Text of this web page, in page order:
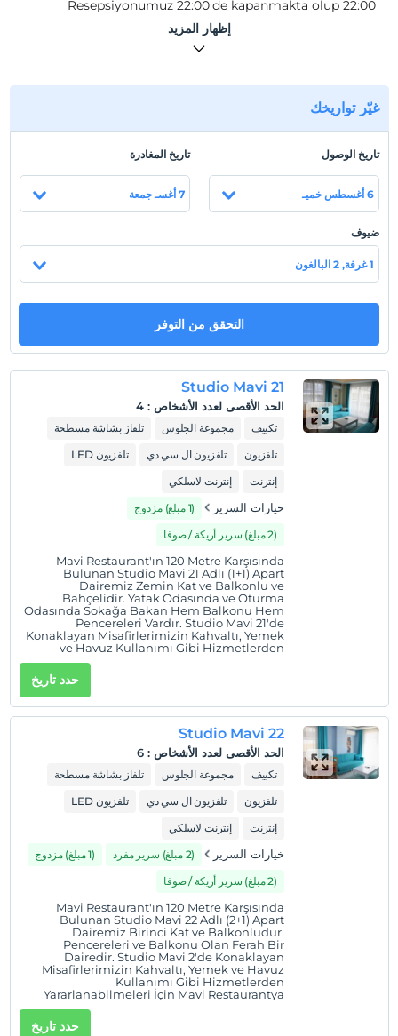
Resepsiyonumuz 22:00'de kapanmakta olup 22:00
sonrası giriş alamamaktayız.
Mavi Restaurant hizmetinin yanında apart daire ve otel
yapılmaktadır. Restoran alanı içerisinde bulunan ofisimiz
resepsiyon olarak kullanılmaktadır.
Apart daire konseptlerimiz restoran ve yüzme alanı
dışarısında olup rezervasyon yaptığınız apart daireye
göre 100 ila 200 metre yürüme mesafesindedir. Apart
dairelerde kalan misafirlerimizin tesis imkanlarından
gelmeleri gerekmektedir. Apart dairelerimizde mutfak
bulaşık makinesi, ütü, ütü masası, saç kurutma makinesi,
havlu ve banyo ürünleri mevcuttur.
موقع
Aydın Didim'de konumlanmaktadır.
عرض على الخريطة
التدخين
ممنوع التدخين في الغرفة
ساعات تسجيل الوصول
يمكن الوصول إلى المنشأة بين 09:00 – 22:00. خارج هذه الساعات،
تكون بوابة الدخول مغلقة.
الأطفال الرضع حتى سن 2 مجانيون.
إظهار المزيد
غيّر تواريخك
تاريخ الوصول
6 أغسطس خميـ
تاريخ المغادرة
7 أغسـ جمعة
ضيوف
1 غرفة, 2 البالغون
التحقق من التوفر
Studio Mavi 21
الحد الأقصى لعدد الأشخاص :
4
تكييف مجموعة الجلوس
تلفاز بشاشة مسطحة
تلفزيون
تلفزيون ال سي دي
تلفزيون LED
إنترنت
إنترنت لاسلكي
خيارات السرير
(1 مبلغ) مزدوج
(2 مبلغ) سرير أريكة / صوفا
Mavi Restaurant'ın 120 Metre Karşısında
Bulunan Studio Mavi 21 Adlı (1+1) Apart
Dairemiz Zemin Kat ve Balkonlu ve
Bahçelidir. Yatak Odasında ve Oturma
Odasında Sokağa Bakan Hem Balkonu Hem
Pencereleri Vardır. Studio Mavi 21'de
Konaklayan Misafirlerimizin Kahvaltı, Yemek
ve Havuz Kullanımı Gibi Hizmetlerden
Yararlanabilmeleri İçin Mavi Restaurant &
حدد تاريخ
Studio Mavi 22
الحد الأقصى لعدد الأشخاص :
6
تكييف مجموعة الجلوس
تلفاز بشاشة مسطحة
تلفزيون
تلفزيون ال سي دي
تلفزيون LED
إنترنت
إنترنت لاسلكي
خيارات السرير (2 مبلغ) سرير مفرد
(1 مبلغ) مزدوج
(2 مبلغ) سرير أريكة / صوفا
Mavi Restaurant'ın 120 Metre Karşısında
Bulunan Studio Mavi 22 Adlı (2+1) Apart
Dairemiz Birinci Kat ve Balkonludur.
Pencereleri ve Balkonu Olan Ferah Bir
Dairedir. Studio Mavi 2'de Konaklayan
Misafirlerimizin Kahvaltı, Yemek ve Havuz
Kullanımı Gibi Hizmetlerden
Yararlanabilmeleri İçin Mavi Restaurantya
حدد تاريخ